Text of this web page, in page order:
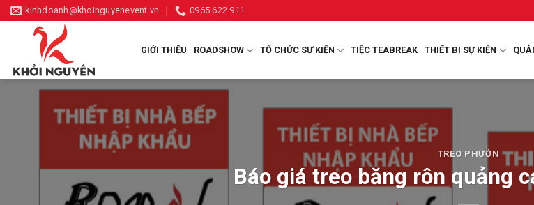
Skip
to
kinhdoanh@khoinguyenevent.vn 0965 622 911
GIỚI THIỆU ROADSHOW TỔ CHỨC SỰ KIỆN TIỆC TEABREAK THIẾT BỊ SỰ KIỆN
TREO PHƯỚN
Báo giá treo băng rôn quảng